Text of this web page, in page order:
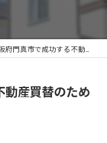
門真市で成功する不動産買替のための重要ポイント
動産買替のため